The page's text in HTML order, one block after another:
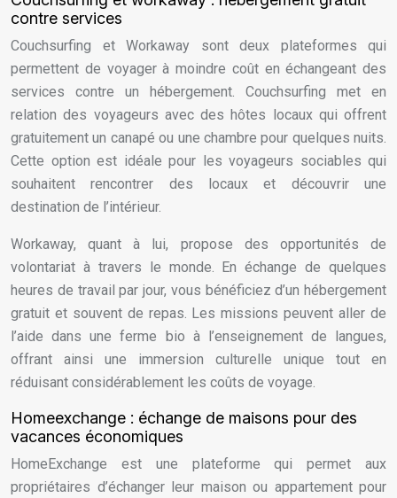
contre services
Couchsurfing et Workaway sont deux plateformes qui
permettent de voyager à moindre coût en échangeant des
services contre un hébergement. Couchsurfing met en
relation des voyageurs avec des hôtes locaux qui offrent
gratuitement un canapé ou une chambre pour quelques nuits.
Cette option est idéale pour les voyageurs sociables qui
souhaitent rencontrer des locaux et découvrir une
destination de l’intérieur.
Workaway, quant à lui, propose des opportunités de
volontariat à travers le monde. En échange de quelques
heures de travail par jour, vous bénéficiez d’un hébergement
gratuit et souvent de repas. Les missions peuvent aller de
l’aide dans une ferme bio à l’enseignement de langues,
offrant ainsi une immersion culturelle unique tout en
réduisant considérablement les coûts de voyage.
Homeexchange : échange de maisons pour des
vacances économiques
HomeExchange est une plateforme qui permet aux
propriétaires d’échanger leur maison ou appartement pour